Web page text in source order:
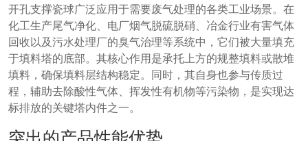
开孔支撑瓷球广泛应用于需要废气处理的各类工业场景。在
化工生产尾气净化、电厂烟气脱硫脱硝、冶金行业有害气体
回收以及污水处理厂的臭气治理等系统中，它们被大量填充
于填料塔的底部。其核心作用是承托上方的规整填料或散堆
填料，确保填料层结构稳定。同时，其自身也参与传质过
程，辅助去除酸性气体、挥发性有机物等污染物，是实现达
标排放的关键塔内件之一。